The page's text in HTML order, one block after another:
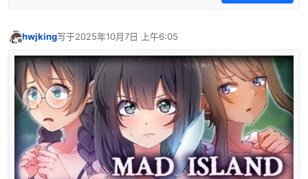
hwjking写于2025年10月7日 上午6:05
最后由 编辑